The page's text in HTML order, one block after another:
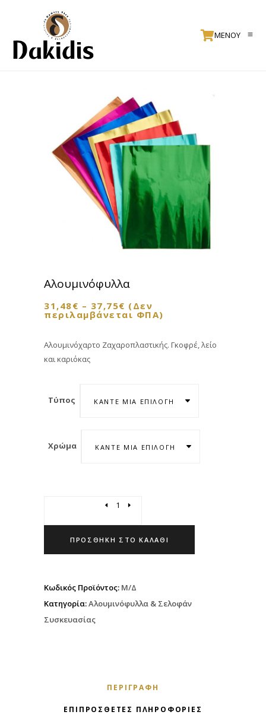
ΜΕΝΟΥ
Αλουμινόφυλλα
31,48€ – 37,75€ (Δεν
περιλαμβάνεται ΦΠΑ)
Αλουμινόχαρτο Ζαχαροπλαστικής. Γκοφρέ, λείο
και καριόκας
Τύπος ΚΆΝΤΕ ΜΊΑ ΕΠΙΛΟΓΉ
Χρώμα ΚΆΝΤΕ ΜΊΑ ΕΠΙΛΟΓΉ
ΠΡΟΣΘΉΚΗ ΣΤΟ ΚΑΛΆΘΙ
Κωδικός Προϊόντος: Μ/Δ
Κατηγορία:Αλουμινόφυλλα & Σελοφάν
Συσκευασίας
ΠΕΡΙΓΡΑΦΉ
ΕΠΙΠΡΌΣΘΕΤΕΣ ΠΛΗΡΟΦΟΡΊΕΣ